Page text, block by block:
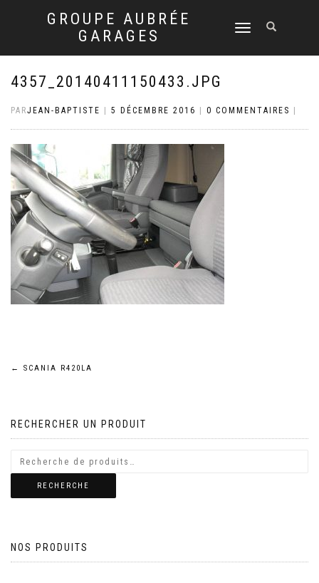
GROUPE AUBRÉE
GARAGES
DÉPLIER
NAVIGATION
4357_20140411150433.JPG
PARJEAN-BAPTISTE 5 DÉCEMBRE 2016 0 COMMENTAIRES
Navigation
l’article
← SCANIA R420LA
RECHERCHER UN PRODUIT
RECHERCHE
NOS PRODUITS